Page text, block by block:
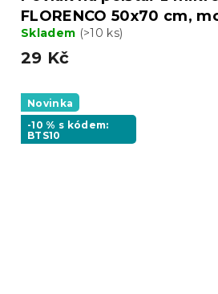
FLORENCO 50x70 cm,
Skladem (>10 ks)
29 Kč
Novinka
-10 % s kódem:
BTS10